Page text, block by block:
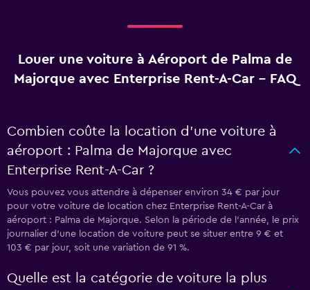
Louer une voiture à Aéroport de Palma de
Majorque avec Enterprise Rent-A-Car - FAQ
Combien coûte la location d’une voiture à
aéroport : Palma de Majorque avec
Enterprise Rent-A-Car ?
Vous pouvez vous attendre à dépenser environ 34 € par jour
pour votre voiture de location chez Enterprise Rent-A-Car à
aéroport : Palma de Majorque. Selon la période de l’année, le prix
journalier d'une location de voiture peut se situer entre 9 € et
103 € par jour, soit une variation de 91 %.
Quelle est la catégorie de voiture la plus